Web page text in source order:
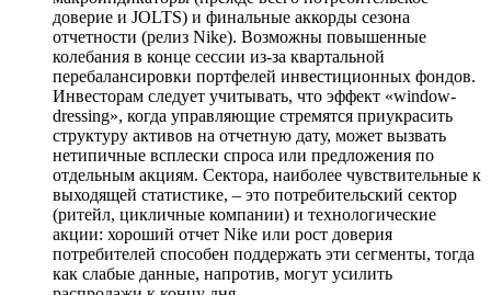
доверие и JOLTS) и финальные аккорды сезона
отчетности (релиз Nike). Возможны повышенные
колебания в конце сессии из-за квартальной
перебалансировки портфелей инвестиционных фондов.
Инвесторам следует учитывать, что эффект «window-
dressing», когда управляющие стремятся приукрасить
структуру активов на отчетную дату, может вызвать
нетипичные всплески спроса или предложения по
отдельным акциям. Сектора, наиболее чувствительные к
выходящей статистике, – это потребительский сектор
(ритейл, цикличные компании) и технологические
акции: хороший отчет Nike или рост доверия
потребителей способен поддержать эти сегменты, тогда
как слабые данные, напротив, могут усилить